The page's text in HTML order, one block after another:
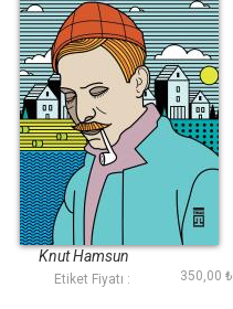
Benoni
Knut Hamsun
Etiket Fiyatı : 350,00 ₺